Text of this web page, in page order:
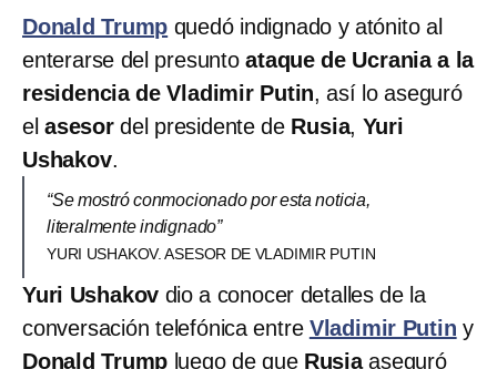
Donald Trump quedó indignado y atónito al
enterarse del presuntoataque de Ucrania a la
residencia de Vladimir Putin, así lo aseguró
el asesordel presidente de Rusia, Yuri
Ushakov.
“Se mostró conmocionado por esta noticia,
literalmente indignado”
YURI USHAKOV. ASESOR DE VLADIMIR PUTIN
Yuri Ushakov dio a conocer detalles de la
conversación telefónica entre Vladimir Putin y
Donald Trump luego de que Rusiaaseguró